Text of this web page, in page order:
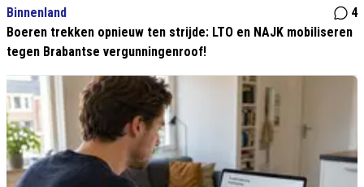
Binnenland
4
Boeren trekken opnieuw ten strijde: LTO en NAJK mobiliseren
tegen Brabantse vergunningenroof!